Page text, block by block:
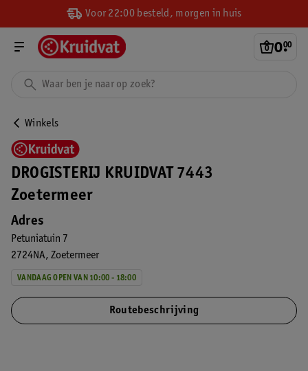
Voor 22:00 besteld, morgen in huis
0.
00
Winkels
DROGISTERIJ KRUIDVAT 7443
Zoetermeer
Adres
Petuniatuin 7
2724NA Zoetermeer
VANDAAG OPEN VAN 10:00 - 18:00
Routebeschrijving